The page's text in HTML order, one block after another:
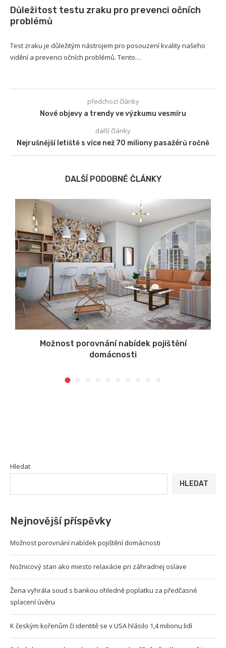
Důležitost testu zraku pro prevenci očních
problémů
Test zraku je důležitým nástrojem pro posouzení kvality našeho
vidění a prevenci očních problémů. Tento…
předchozí články
Nové objevy a trendy ve výzkumu vesmíru
další články
Nejrušnější letiště s více než 70 miliony pasažérů ročně
DALŠÍ PODOBNÉ ČLÁNKY
Možnost porovnání nabídek pojištění
domácnosti
Hledat
HLEDAT
Nejnovější příspěvky
Možnost porovnání nabídek pojištění domácnosti
Nožnicový stan ako miesto relaxácie pri záhradnej oslave
Žena vyhrála soud s bankou ohledně poplatku za předčasné
splacení úvěru
K českým kořenům či identitě se v USA hlásilo 1,4 milionu lidí